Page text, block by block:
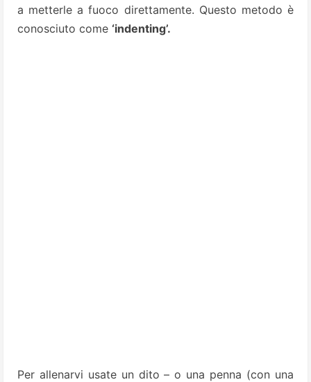
a metterle a fuoco direttamente. Questo metodo è
conosciuto come ‘indenting’.
Per allenarvi usate un dito – o una penna (con una